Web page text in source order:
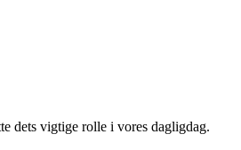
dets vigtige rolle i vores dagligdag.